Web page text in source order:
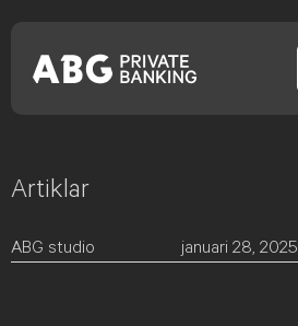
Skip
content
Artiklar
ABG studio januari 28, 2025